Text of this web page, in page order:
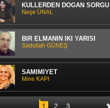
KÜLLERDEN DOĞAN SORGU
Neşe ÜNAL
BİR ELMANIN İKİ YARISI
Sadullah GÜNEŞ
SAMİMİYET
Mine KAPI
DÜĞÜNÜN ALKIŞI BİR GECE,
1 2 3